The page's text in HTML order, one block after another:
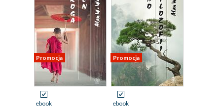
Promocja
ebook
Promocja
ebook